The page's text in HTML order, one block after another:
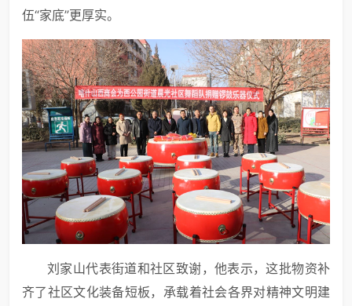
伍“家底”更厚实。
刘家山代表街道和社区致谢，他表示，这批物资补
齐了社区文化装备短板，承载着社会各界对精神文明建